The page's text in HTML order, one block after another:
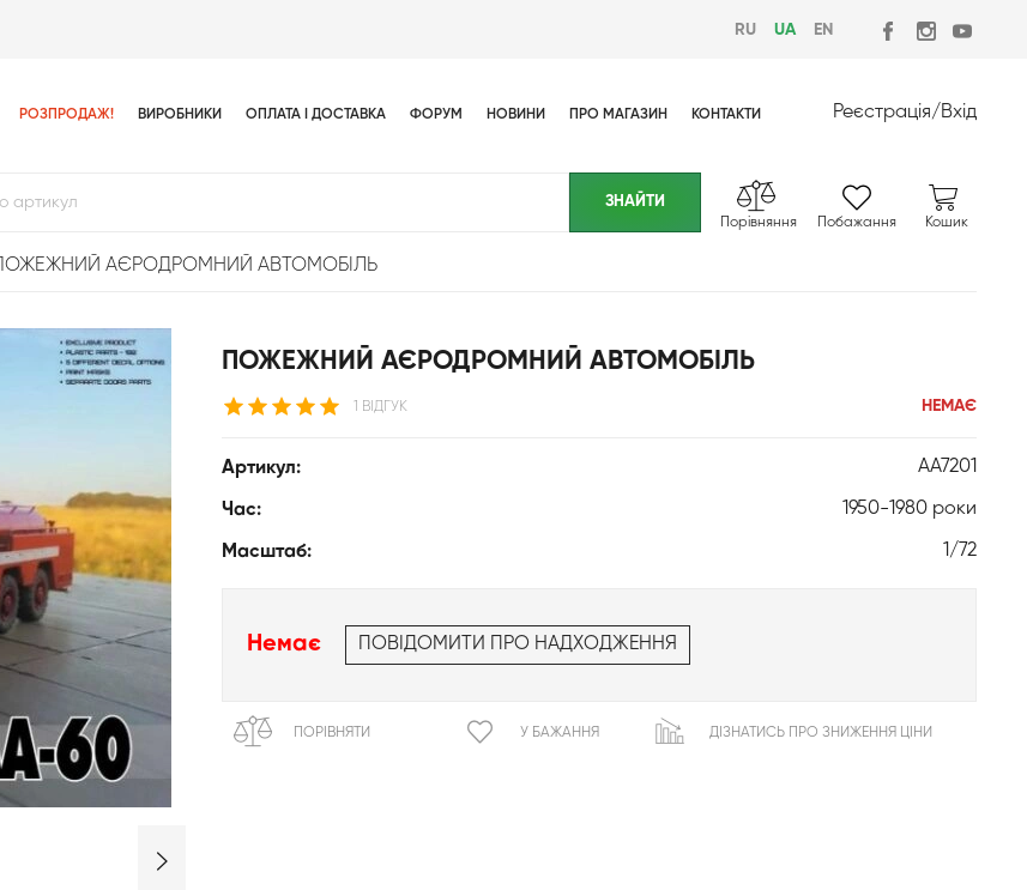
RU UA EN
РОЗПРОДАЖ! ВИРОБНИКИ ОПЛАТА І ДОСТАВКА ФОРУМ НОВИНИ ПРО МАГАЗИН КОНТАКТИ Реєстрація/Вхід
Порівняння Побажання Кошик
ПОЖЕЖНИЙ АЄРОДРОМНИЙ АВТОМОБІЛЬ
ПОЖЕЖНИЙ АЄРОДРОМНИЙ АВТОМОБІЛЬ
1 ВІДГУК НЕМАЄ
Артикул: AA7201
Час: 1950-1980 роки
Масштаб: 1/72
Немає ПОВІДОМИТИ ПРО НАДХОДЖЕННЯ
ПОРІВНЯТИ У БАЖАННЯ ДІЗНАТИСЬ ПРО ЗНИЖЕННЯ ЦІНИ